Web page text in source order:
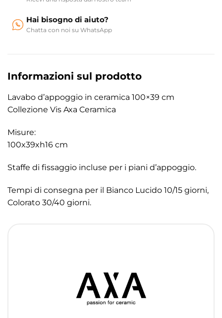
Hai bisogno di aiuto?
Chatta con noi su WhatsApp
Informazioni sul prodotto
Lavabo d’appoggio in ceramica 100×39 cm
Collezione Vis Axa Ceramica
Misure:
100x39xh16 cm
Staffe di fissaggio incluse per i piani d’appoggio.
Tempi di consegna per il Bianco Lucido 10/15 giorni,
Colorato 30/40 giorni.